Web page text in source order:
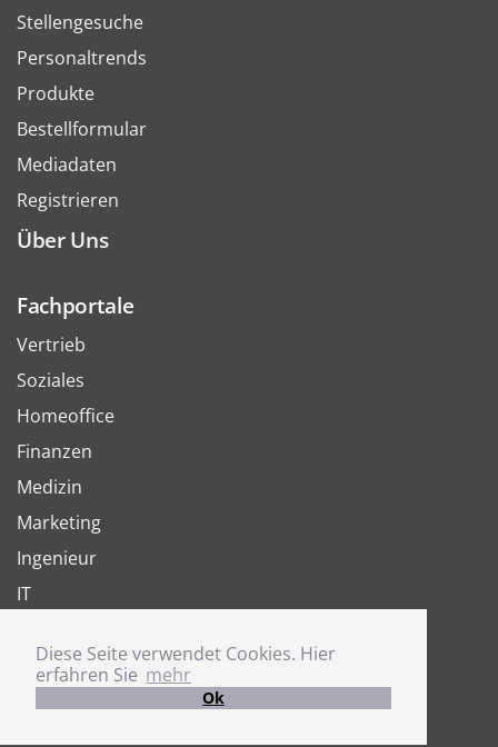
Diese Seite verwendet Cookies. Hier
erfahren Sie mehr
Ok
Stellengesuche
Personaltrends
Produkte
Bestellformular
Mediadaten
Registrieren
Über Uns
Fachportale
Vertrieb
Soziales
Homeoffice
Finanzen
Medizin
Marketing
Ingenieur
IT
Joboter